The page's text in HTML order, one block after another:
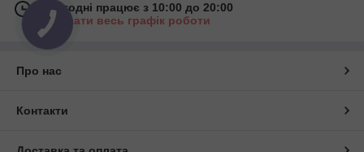
Сьогодні працює з 10:00 до 20:00
Показати весь графік роботи
Про нас
Контакти